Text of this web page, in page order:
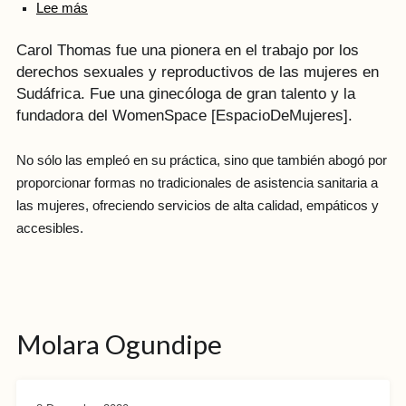
Lee más
Carol Thomas fue una pionera en el trabajo por los
derechos sexuales y reproductivos de las mujeres en
Sudáfrica. Fue una ginecóloga de gran talento y la
fundadora del WomenSpace [EspacioDeMujeres].
No sólo las empleó en su práctica, sino que también abogó por
proporcionar formas no tradicionales de asistencia sanitaria a
las mujeres, ofreciendo servicios de alta calidad, empáticos y
accesibles.
Molara Ogundipe